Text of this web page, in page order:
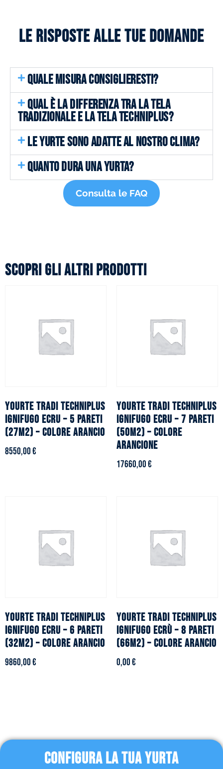
Le risposte alle tue domande
QUALE MISURA CONSIGLIERESTI?
QUAL È LA DIFFERENZA TRA LA TELA
TRADIZIONALE E LA TELA TECHNIPLUS?
LE YURTE SONO ADATTE AL NOSTRO CLIMA?
QUANTO DURA UNA YURTA?
Consulta le FAQ
Scopri gli altri prodotti
YOURTE TRADI TECHNIPLUS
ignifugo ecru – 5 pareti
(27m2) – Colore arancio
8550,00€
YOURTE TRADI TECHNIPLUS
ignifugo ecru – 7 pareti
(50m2) – Colore
arancione
17660,00€
YOURTE TRADI TECHNIPLUS
ignifugo ecru – 6 pareti
(32m2) – Colore arancio
9860,00€
YOURTE TRADI TECHNIPLUS
ignifugo ecrù – 8 pareti
(66m2) – Colore arancio
0,00€
CONFIGURA LA TUA YURTA